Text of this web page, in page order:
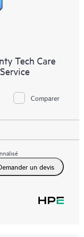
Tech Care
Comparer
un devis